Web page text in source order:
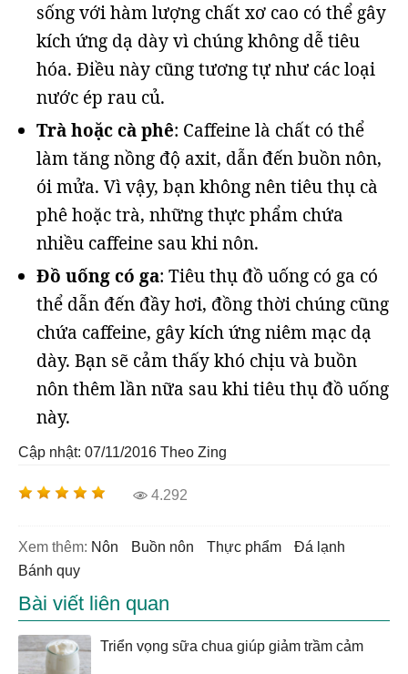
sống với hàm lượng chất xơ cao có thể gây
kích ứng dạ dày vì chúng không dễ tiêu
hóa. Điều này cũng tương tự như các loại
nước ép rau củ.
Trà hoặc cà phê: Caffeine là chất có thể
làm tăng nồng độ axit, dẫn đến buồn nôn,
ói mửa. Vì vậy, bạn không nên tiêu thụ cà
phê hoặc trà, những thực phẩm chứa
nhiều caffeine sau khi nôn.
Đồ uống có ga: Tiêu thụ đồ uống có ga có
thể dẫn đến đầy hơi, đồng thời chúng cũng
chứa caffeine, gây kích ứng niêm mạc dạ
dày. Bạn sẽ cảm thấy khó chịu và buồn
nôn thêm lần nữa sau khi tiêu thụ đồ uống
này.
Cập nhật: 07/11/2016 Theo Zing
4.292
Xem thêm: nôn buồn nôn thực phẩm
đá lạnh
bánh quy
Bài viết liên quan
Triển vọng sữa chua giúp giảm trầm cảm